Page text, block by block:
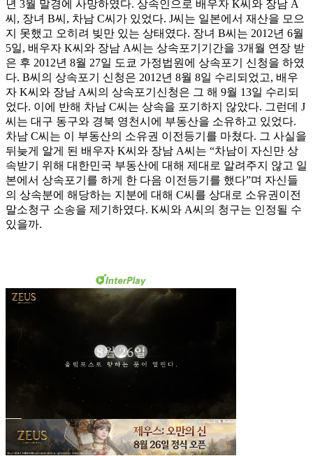
년 3월 말경에 사망하였다. 상속인으로 배우자 K씨와 장남 A
씨, 장녀 B씨, 차남 C씨가 있었다. J씨는 일본에서 재산을 모으
지 못했고 오히려 빚만 있는 상태였다. 장녀 B씨는 2012년 6월
5일, 배우자 K씨와 장남 A씨는 상속포기기간을 3개월 연장 받
은 후 2012년 8월 27일 도쿄 가정법원에 상속포기 신청을 하였
다. B씨의 상속포기 신청은 2012년 8월 8일 수리되었고, 배우
자 K씨와 장남 A씨의 상속포기신청은 그 해 9월 13일 수리되
었다. 이에 반해 차남 C씨는 상속을 포기하지 않았다. 그런데 J
씨는 대구 동구와 경북 영천시에 부동산을 소유하고 있었다.
차남 C씨는 이 부동산의 소유권 이전등기를 마쳤다. 그 사실을
뒤늦게 알게 된 배우자 K씨와 장남 A씨는 “차남이 자신만 상
속받기 위해 대한민국 부동산에 대해 제대로 알려주지 않고 일
본에서 상속포기를 하게 한 다음 이전등기를 했다”며 자신들
의 상속분에 해당하는 지분에 대해 C씨를 상대로 소유권이전
말소청구 소송을 제기하였다. K씨와 A씨의 청구는 인정될 수
있을까.